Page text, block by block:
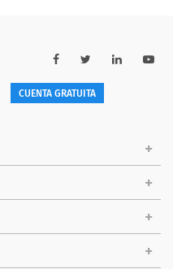
CUENTA GRATUITA